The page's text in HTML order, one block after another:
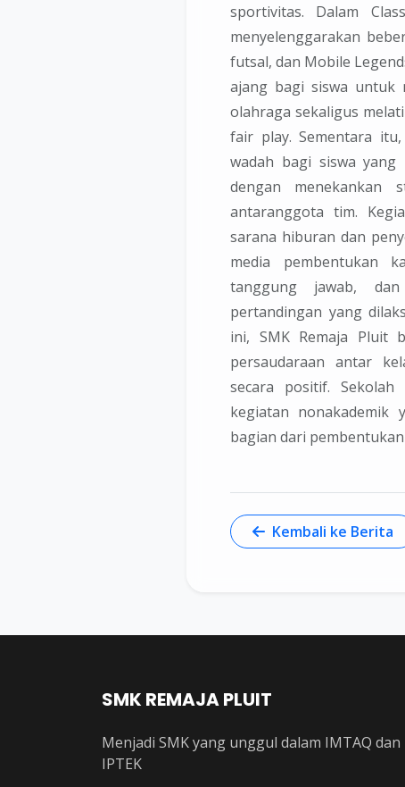
sportivitas. Dalam
menyelenggarakan
futsal, dan Mobile
ajang bagi siswa untuk
olahraga sekaligus
fair play. Sementara
wadah bagi siswa
dengan menekankan
antaranggota tim.
sarana hiburan dan
media pembentukan
tanggung jawab,
pertandingan yang
ini, SMK Remaja Pluit
persaudaraan antar
secara positif.
kegiatan nonakademik
bagian dari
Kembali ke Berita
SMK REMAJA PLUIT
Menjadi SMK yang unggul dalam IMTAQ dan
IPTEK